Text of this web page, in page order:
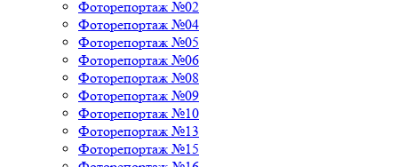
Фоторепортаж №02
Фоторепортаж №04
Фоторепортаж №05
Фоторепортаж №06
Фоторепортаж №08
Фоторепортаж №09
Фоторепортаж №10
Фоторепортаж №13
Фоторепортаж №15